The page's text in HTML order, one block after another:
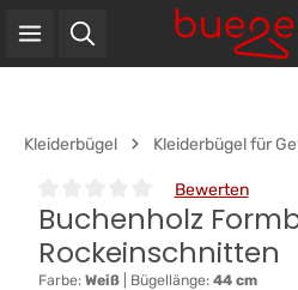
Zum Hauptinhalt springen
Kleiderbügel Kleiderbügel für
Durchschnittliche Bewertung von
Bewerten
Buchenholz
Rockeinschnitten
Farbe: Weiß Bügellänge: 44 cm